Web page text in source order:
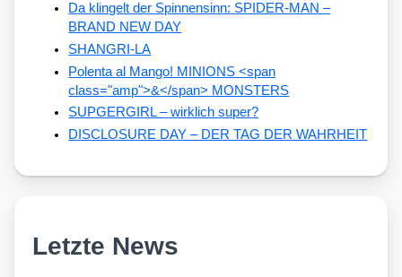
Da klingelt der Spinnensinn: SPIDER-MAN –
BRAND NEW DAY
SHANGRI-LA
Polenta al Mango! MINIONS <span
class="amp">&</span> MONSTERS
SUPGERGIRL – wirklich super?
DISCLOSURE DAY – DER TAG DER WAHRHEIT
Letzte News